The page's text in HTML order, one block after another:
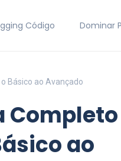
Código Dominar
Básico ao Avançado
ao